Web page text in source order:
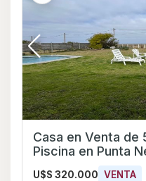
Casa en Venta
Piscina en Punta
U$S 320.000 VENTA